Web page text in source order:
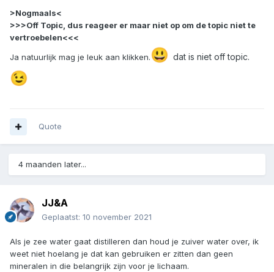
>Nogmaals<
>>>Off Topic, dus reageer er maar niet op om de topic niet te
vertroebelen<<<
Ja natuurlijk mag je leuk aan klikken.😃 dat is niet off topic.
😉
Quote
4 maanden later...
JJ&A
Geplaatst: 10 november 2021
Als je zee water gaat distilleren dan houd je zuiver water over, ik
weet niet hoelang je dat kan gebruiken er zitten dan geen
mineralen in die belangrijk zijn voor je lichaam.